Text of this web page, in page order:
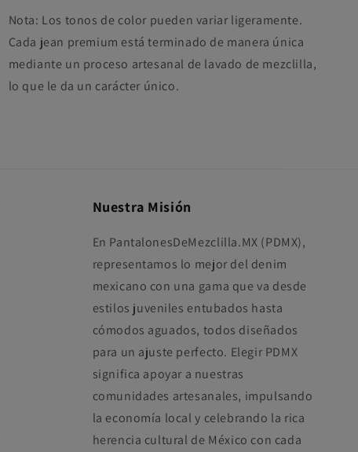
Nota: Los tonos de color pueden variar ligeramente.
Cada jean premium está terminado de manera única
mediante un proceso artesanal de lavado de mezclilla,
lo que le da un carácter único.
Nuestra Misión
En PantalonesDeMezclilla.MX (PDMX),
representamos lo mejor del denim
mexicano con una gama que va desde
estilos juveniles entubados hasta
cómodos aguados, todos diseñados
para un ajuste perfecto. Elegir PDMX
significa apoyar a nuestras
comunidades artesanales, impulsando
la economía local y celebrando la rica
herencia cultural de México con cada